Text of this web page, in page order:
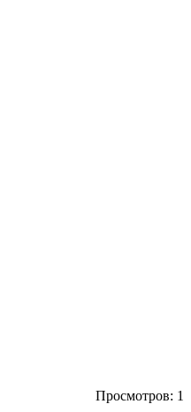
Просмотров: 1